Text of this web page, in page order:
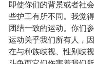
即使你们的背景或者社
些护工有所不同。我觉
团结一致的运动。你们
运动关乎我们所有人，
在与种族歧视、性别歧